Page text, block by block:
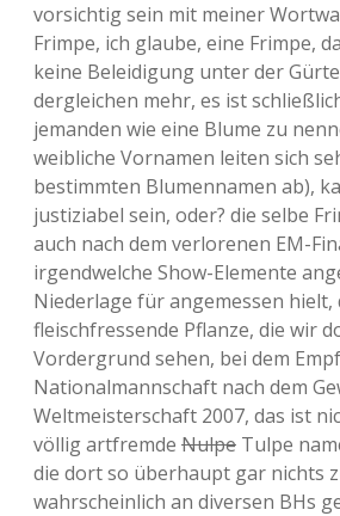
vorsichtig sein mit meiner
Frimpe, ich glaube, eine Frimpe,
keine Beleidigung unter der
dergleichen mehr, es ist
jemanden wie eine Blume zu
weibliche Vornamen leiten sich
bestimmten Blumennamen ab),
justiziabel sein, oder? die selbe
auch nach dem verlorenen EM-
irgendwelche Show-Elemente
Niederlage für angemessen hielt,
fleischfressende Pflanze, die wir
Vordergrund sehen, bei dem
Nationalmannschaft nach dem
Weltmeisterschaft 2007, das ist
völlig artfremde Nulpe Tulpe
die dort so überhaupt gar nichts
wahrscheinlich an diversen BHs